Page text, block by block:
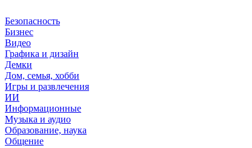
Безопасность
Бизнес
Видео
Графика и дизайн
Демки
Дом, семья, хобби
Игры и развлечения
ИИ
Информационные
Музыка и аудио
Образование, наука
Общение